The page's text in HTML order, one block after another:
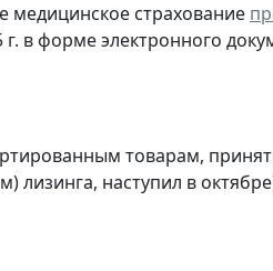
медицинское страхование
в форме электронного
товарам,
лизинга, наступил в